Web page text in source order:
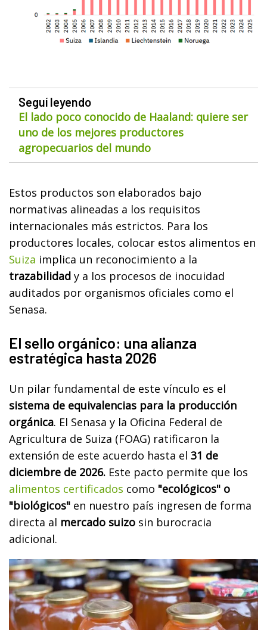
Seguí leyendo
El lado poco conocido de Haaland: quiere ser
uno de los mejores productores
agropecuarios del mundo
Estos productos son elaborados bajo
normativas alineadas a los requisitos
internacionales más estrictos. Para los
productores locales, colocar estos alimentos en
Suiza implica un reconocimiento a la
trazabilidad y a los procesos de inocuidad
auditados por organismos oficiales como el
Senasa.
El sello orgánico: una alianza
estratégica hasta 2026
Un pilar fundamental de este vínculo es el
sistema de equivalencias para la producción
orgánica. El Senasa y la Oficina Federal de
Agricultura de Suiza (FOAG) ratificaron la
extensión de este acuerdo hasta el 31 de
diciembre de 2026. Este pacto permite que los
alimentos certificados como "ecológicos" o
"biológicos" en nuestro país ingresen de forma
directa al mercado suizo sin burocracia
adicional.